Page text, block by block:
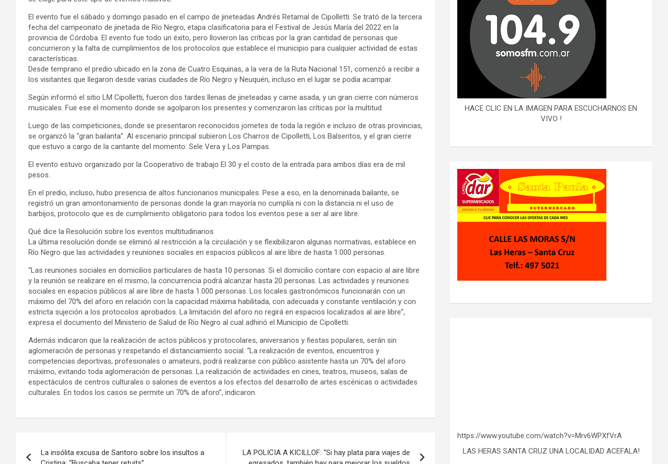
El evento fue el sábado y domingo pasado en el campo de jineteadas Andrés Retamal de Cipolletti. Se trató de la tercera
fecha del campeonato de jinetada de Río Negro, etapa clasificatoria para el Festival de Jesús María del 2022 en la
provincia de Córdoba. El evento fue todo un éxito, pero llovieron las críticas por la gran cantidad de personas que
concurrieron y la falta de cumplimientos de los protocolos que establece el municipio para cualquier actividad de estas
características.
Desde temprano el predio ubicado en la zona de Cuatro Esquinas, a la vera de la Ruta Nacional 151, comenzó a recibir a
los visitantes que llegaron desde varias ciudades de Río Negro y Neuquén, incluso en el lugar se podía acampar.
Según informó el sitio LM Cipolletti, fueron dos tardes llenas de jineteadas y carne asada, y un gran cierre con números
musicales. Fue ese el momento donde se agolparon los presentes y comenzaron las críticas por la multitud.
Luego de las competiciones, donde se presentaron reconocidos jometes de toda la región e incluso de otras provincias,
se organizó la “gran bailanta”. Al escenario principal subieron Los Charros de Cipolletti, Los Balseritos, y el gran cierre
que estuvo a cargo de la cantante del momento: Sele Vera y Los Pampas.
El evento estuvo organizado por la Cooperativo de trabajo El 30 y el costo de la entrada para ambos días era de mil
pesos.
En el predio, incluso, hubo presencia de altos funcionarios municipales. Pese a eso, en la denominada bailante, se
registró un gran amontonamiento de personas donde la gran mayoría no cumplía ni con la distancia ni el uso de
barbijos, protocolo que es de cumplimiento obligatorio para todos los eventos pese a ser al aire libre.
Qué dice la Resolución sobre los eventos multitudinarios
La última resolución donde se eliminó al restricción a la circulación y se flexibilizaron algunas normativas, establece en
Río Negro que las actividades y reuniones sociales en espacios públicos al aire libre de hasta 1.000 personas.
“Las reuniones sociales en domicilios particulares de hasta 10 personas. Si el domicilio contare con espacio al aire libre
y la reunión se realizare en el mismo, la concurrencia podrá alcanzar hasta 20 personas. Las actividades y reuniones
sociales en espacios públicos al aire libre de hasta 1.000 personas. Los locales gastronómicos funcionarán con un
máximo del 70% del aforo en relación con la capacidad máxima habilitada, con adecuada y constante ventilación y con
estricta sujeción a los protocolos aprobados. La limitación del aforo no regirá en espacios localizados al aire libre”,
expresa el documento del Ministerio de Salud de Río Negro al cual adhirió el Municipio de Cipolletti.
Además indicaron que la realización de actos públicos y protocolares, aniversarios y fiestas populares, serán sin
aglomeración de personas y respetando el distanciamiento social. “La realización de eventos, encuentros y
competencias deportivas, profesionales o amateurs, podrá realizarse con público asistente hasta un 70% del aforo
máximo, evitando toda aglomeración de personas. La realización de actividades en cines, teatros, museos, salas de
espectáculos de centros culturales o salones de eventos a los efectos del desarrollo de artes escénicas o actividades
culturales. En todos los casos se permite un 70% de aforo”, indicaron.
La insólita excusa de Santoro sobre los insultos a
LA POLICIA A KICILLOF: “Si hay plata para viajes de
HACE CLIC EN LA IMAGEN PARA ESCUCHARNOS EN
VIVO !
https://www.youtube.com/watch?v=Mrv6WPXfVrA
LAS HERAS SANTA CRUZ UNA LOCALIDAD ACEFALA!